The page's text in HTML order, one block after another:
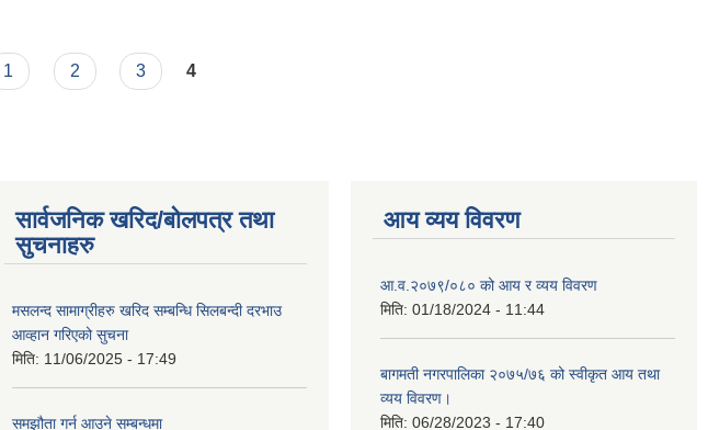
1 2 3 4
सार्वजनिक खरिद/बोलपत्र तथा
सुचनाहरु
मसलन्द सामाग्रीहरु खरिद सम्बन्धि सिलबन्दी दरभाउ
आव्हान गरिएको सुचना
मिति: 11/06/2025 - 17:49
समझौता गर्न आउने सम्बन्धमा
आय व्यय विवरण
आ.व.२०७९/०८० को आय र व्यय विवरण
मिति: 01/18/2024 - 11:44
बागमती नगरपालिका २०७५/७६ को स्वीकृत आय तथा
व्यय विवरण।
मिति: 06/28/2023 - 17:40